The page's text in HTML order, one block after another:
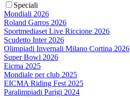
Speciali
Mondiali 2026
Roland Garros 2026
Sportmediaset Live Riccione 2026
Scudetto Inter 2026
Olimpiadi Invernali Milano Cortina 2026
Super Bowl 2026
Eicma 2025
Mondiale per club 2025
EICMA Riding Fest 2025
Paralimpiadi Parigi 2024